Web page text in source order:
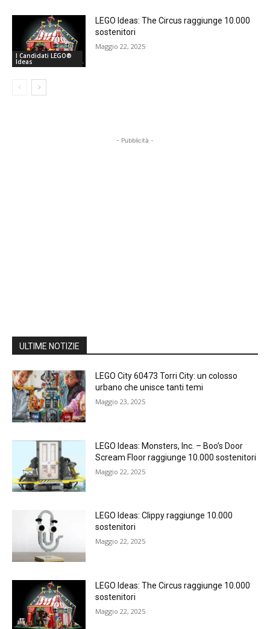
I Candidati LEGO®
Ideas
LEGO Ideas: The Circus raggiunge 10.000
sostenitori
Maggio 22, 2025
- Pubblicità -
ULTIME NOTIZIE
LEGO City 60473 Torri City: un colosso
urbano che unisce tanti temi
Maggio 23, 2025
LEGO Ideas: Monsters, Inc. – Boo’s Door
Scream Floor raggiunge 10.000 sostenitori
Maggio 22, 2025
LEGO Ideas: Clippy raggiunge 10.000
sostenitori
Maggio 22, 2025
LEGO Ideas: The Circus raggiunge 10.000
sostenitori
Maggio 22, 2025